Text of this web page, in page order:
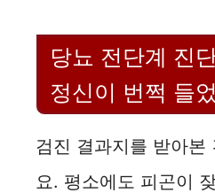
당뇨 전단계 진
정신이 번쩍 들
검진 결과지를 받아본
요. 평소에도 피곤이